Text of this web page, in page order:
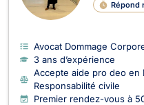
Répond
Avocat Dommage
3 ans d’expérience
Accepte aide pro deo en
Responsabilité civile
Premier rendez-vous à